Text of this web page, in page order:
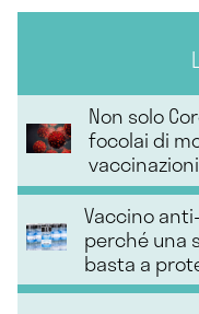
Non solo
focolai di
vaccinazioni
Vaccino
perché una
basta a